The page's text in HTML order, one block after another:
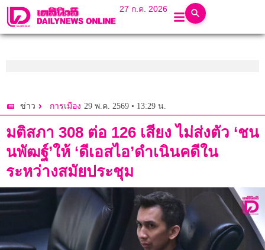
27 ก.ค. 2026
ข่าว การเมือง 29 พ.ค. 2569 • 13:29 น.
มติสภา 308 ต่อ 126 เสียง ไม่ส่งตัว ‘ชน
นพัฒฐ์’ให้ ‘ดีเอสไอ’ดำเนินคดีใน
ระหว่างสมัยประชุม